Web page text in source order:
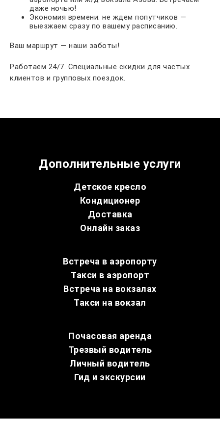
даже ночью!
Экономия времени: не ждем попутчиков —
выезжаем сразу по вашему расписанию.
Ваш маршрут — наши заботы!
Работаем 24/7. Специальные скидки для частых
клиентов и групповых поездок.
Дополнительные услуги
Детское кресло
Кондиционер
Доставка
Онлайн заказ
Встреча в аэропорту
Такси в аэропорт
Встреча на вокзалах
Такси на вокзал
Почасовая аренда
Трезвый водитель
Личный водитель
Гид и экскурсии